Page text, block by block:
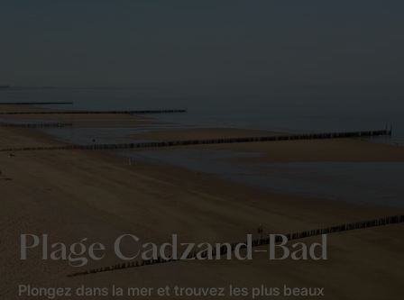
Plage Cadzand-Bad
Plongez dans la mer et trouvez les plus beaux